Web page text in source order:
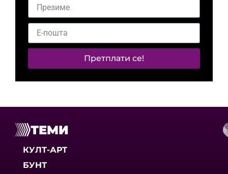
Претплати се!
ТЕМИ
КУЛТ-АРТ
БУНТ